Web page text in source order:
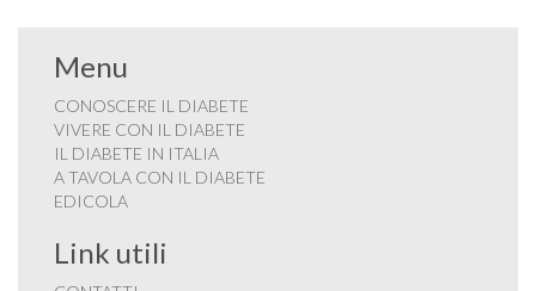
Menu
CONOSCERE IL DIABETE
VIVERE CON IL DIABETE
IL DIABETE IN ITALIA
A TAVOLA CON IL DIABETE
EDICOLA
Link utili